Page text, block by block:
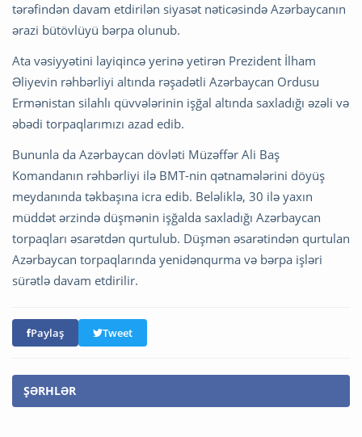
tərəfindən davam etdirilən siyasət nəticəsində Azərbaycanın
ərazi bütövlüyü bərpa olunub.
Ata vəsiyyətini layiqincə yerinə yetirən Prezident İlham
Əliyevin rəhbərliyi altında rəşadətli Azərbaycan Ordusu
Ermənistan silahlı qüvvələrinin işğal altında saxladığı əzəli və
əbədi torpaqlarımızı azad edib.
Bununla da Azərbaycan dövləti Müzəffər Ali Baş
Komandanın rəhbərliyi ilə BMT-nin qətnamələrini döyüş
meydanında təkbaşına icra edib. Beləliklə, 30 ilə yaxın
müddət ərzində düşmənin işğalda saxladığı Azərbaycan
torpaqları əsarətdən qurtulub. Düşmən əsarətindən qurtulan
Azərbaycan torpaqlarında yenidənqurma və bərpa işləri
sürətlə davam etdirilir.
Paylaş Tweet
ŞƏRHLƏR